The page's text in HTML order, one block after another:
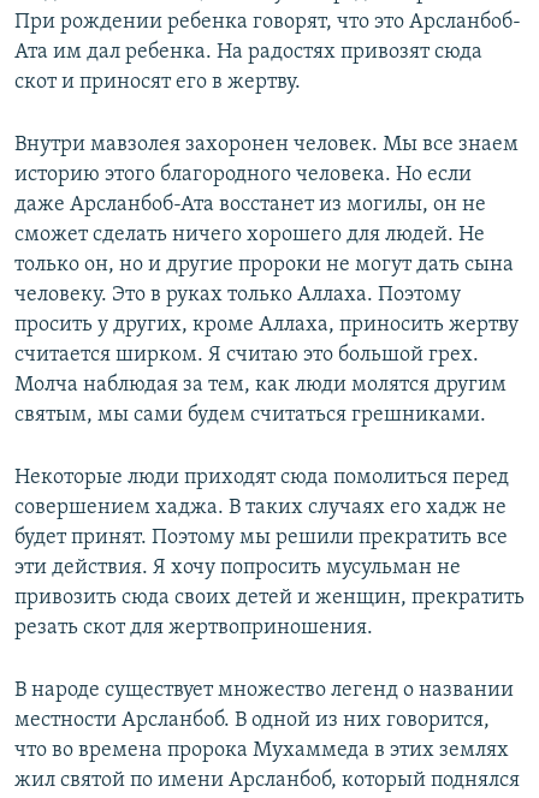
При рождении ребенка говорят, что это Арсланбоб-
Ата им дал ребенка. На радостях привозят сюда
скот и приносят его в жертву.
Внутри мавзолея захоронен человек. Мы все знаем
историю этого благородного человека. Но если
даже Арсланбоб-Ата восстанет из могилы, он не
сможет сделать ничего хорошего для людей. Не
только он, но и другие пророки не могут дать сына
человеку. Это в руках только Аллаха. Поэтому
просить у других, кроме Аллаха, приносить жертву
считается ширком. Я считаю это большой грех.
Молча наблюдая за тем, как люди молятся другим
святым, мы сами будем считаться грешниками.
Некоторые люди приходят сюда помолиться перед
совершением хаджа. В таких случаях его хадж не
будет принят. Поэтому мы решили прекратить все
эти действия. Я хочу попросить мусульман не
привозить сюда своих детей и женщин, прекратить
резать скот для жертвоприношения.
В народе существует множество легенд о названии
местности Арсланбоб. В одной из них говорится,
что во времена пророка Мухаммеда в этих землях
жил святой по имени Арсланбоб, который поднялся